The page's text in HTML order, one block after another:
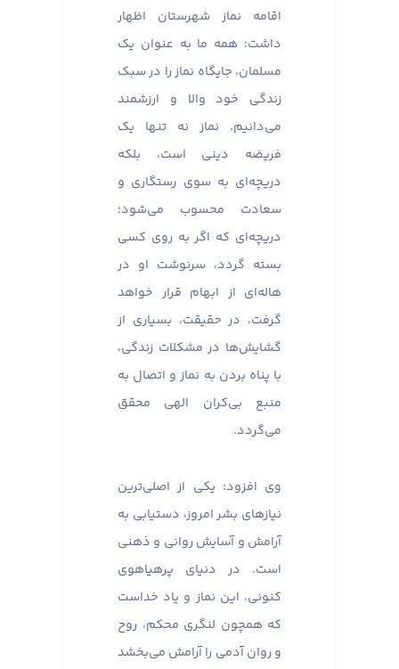
اقامه نماز شهرستان اظهار
داشت: همه ما به عنوان یک
مسلمان، جایگاه نماز را در سبک
زندگی خود والا و ارزشمند
می‌دانیم. نماز نه تنها یک
فریضه دینی است، بلکه
دریچه‌ای به سوی رستگاری و
سعادت محسوب می‌شود؛
دریچه‌ای که اگر به روی کسی
بسته گردد، سرنوشت او در
هاله‌ای از ابهام قرار خواهد
گرفت، در حقیقت، بسیاری از
گشایش‌ها در مشکلات زندگی،
با پناه بردن به نماز و اتصال به
منبع بی‌کران الهی محقق
می‌گردد.
وی افزود: یکی از اصلی‌ترین
نیازهای بشر امروز، دستیابی به
آرامش و آسایش روانی و ذهنی
است. در دنیای پرهیاهوی
کنونی، این نماز و یاد خداست
که همچون لنگری محکم، روح
و روان آدمی را آرامش می‌بخشد